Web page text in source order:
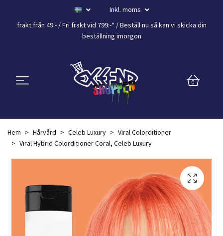
Inkl. moms
frakt från 49:- /Fri frakt vid 799:-* / Beställ nu så kan vi skicka din
beställning imorgon
0
Hem Hårvård Celeb Luxury
Viral Colorditioner
Viral Hybrid Colorditioner Coral, Celeb Luxury